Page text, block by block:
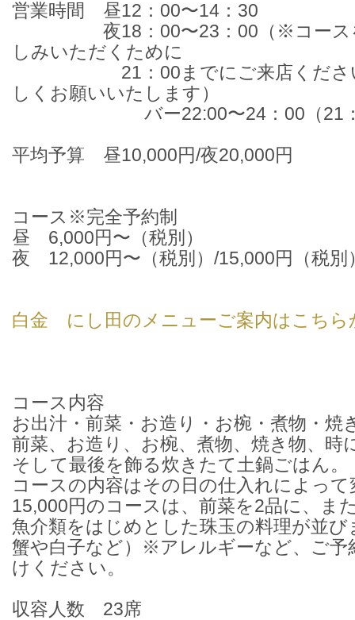
営業時間 昼12：00〜14：30
夜18：00〜23：00（※コースを
しみいただくために
21：00までにご来店ください
しくお願いいたします）
バー22:00〜24：00（21
平均予算 昼10,000円/夜20,000円
コース※完全予約制
昼 6,000円〜（税別）
夜 12,000円〜（税別）/15,000円（税別
白金 にし田のメニューご案内はこち
コース内容
お出汁・前菜・お造り・お椀・煮物・焼
前菜、お造り、お椀、煮物、焼き物、時
そして最後を飾る炊きたて土鍋ごはん。
コースの内容はその日の仕入れによっ
15,000円のコースは、前菜を2品に、ま
魚介類をはじめとした珠玉の料理が並び
蟹や白子など）※アレルギーなど、ご予
けください。
収容人数 23席